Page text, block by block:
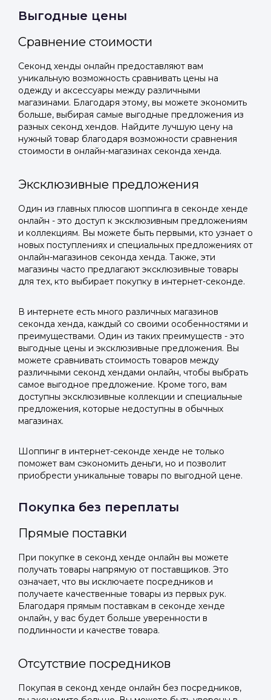
профиль
Мы отправим код для входа на ваш
номер телефона.
Телефон
Отправить код
Подать заявку
Отправьте заявку через мессенджер-бот — магазины
увидят её и пришлют предложения. Фото, описание и
AI-оценка прямо в чате.
Telegram
ВКонтакте
или подайте через форму на сайте
Подать заявку
Отправьте заявку через мессенджер-бот — магазины
увидят её и пришлют предложения. Фото, описание и
AI-оценка прямо в чате.
Telegram
ВКонтакте
или подайте через форму на сайте
Выгодные цены
Сравнение стоимости
Секонд хенды онлайн предоставляют вам
уникальную возможность сравнивать цены на
одежду и аксессуары между различными
магазинами. Благодаря этому, вы можете экономить
больше, выбирая самые выгодные предложения из
разных секонд хендов. Найдите лучшую цену на
нужный товар благодаря возможности сравнения
стоимости в онлайн-магазинах секонда хенда.
Эксклюзивные предложения
Один из главных плюсов шоппинга в секонде хенде
онлайн - это доступ к эксклюзивным предложениям
и коллекциям. Вы можете быть первыми, кто узнает о
новых поступлениях и специальных предложениях от
онлайн-магазинов секонда хенда. Также, эти
магазины часто предлагают эксклюзивные товары
для тех, кто выбирает покупку в интернет-секонде.
В интернете есть много различных магазинов
секонда хенда, каждый со своими особенностями и
преимуществами. Один из таких преимуществ - это
выгодные цены и эксклюзивные предложения. Вы
можете сравнивать стоимость товаров между
различными секонд хендами онлайн, чтобы выбрать
самое выгодное предложение. Кроме того, вам
доступны эксклюзивные коллекции и специальные
предложения, которые недоступны в обычных
магазинах.
Шоппинг в интернет-секонде хенде не только
поможет вам сэкономить деньги, но и позволит
приобрести уникальные товары по выгодной цене.
Покупка без переплаты
Прямые поставки
При покупке в секонд хенде онлайн вы можете
получать товары напрямую от поставщиков. Это
означает, что вы исключаете посредников и
получаете качественные товары из первых рук.
Благодаря прямым поставкам в секонде хенде
онлайн, у вас будет больше уверенности в
подлинности и качестве товара.
Отсутствие посредников
Покупая в секонд хенде онлайн без посредников,